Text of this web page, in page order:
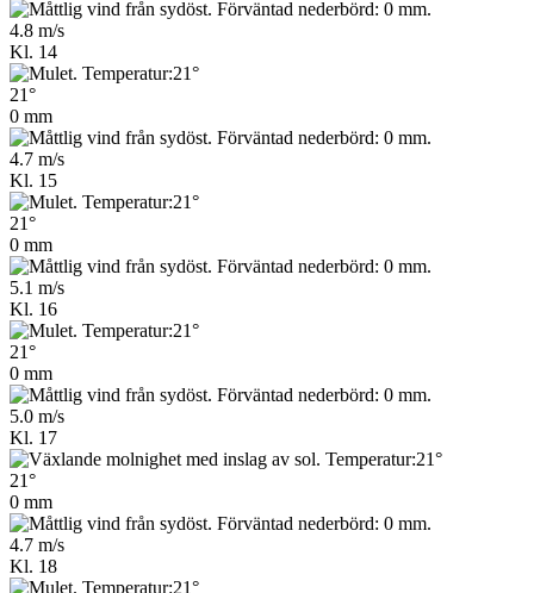
4.8 m/s
Kl. 14
21°
0 mm
4.7 m/s
Kl. 15
21°
0 mm
5.1 m/s
Kl. 16
21°
0 mm
5.0 m/s
Kl. 17
21°
0 mm
4.7 m/s
Kl. 18